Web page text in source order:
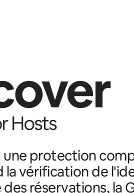
une protection
la vérification de
réservations, la